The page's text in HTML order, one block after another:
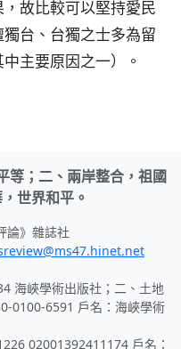
故比較可以堅持愛民
台、台獨之士多為留
主要原因之一）。
等；二、兩岸整合，祖國
世界和平。
論》雜誌社
海峽學術出版社；二、土地
0100-6591 戶名：海峽學術
02001392411174 戶名：